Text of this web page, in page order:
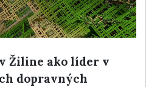
Žiline ako líder v
dopravných